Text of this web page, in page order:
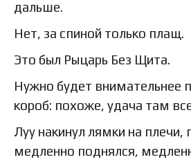
дальше.
Нет, за спиной только плащ.
Это был Рыцарь Без Щита.
Нужно будет внимательнее
короб: похоже, удача там
Луу накинул лямки на плечи,
медленно поднялся,